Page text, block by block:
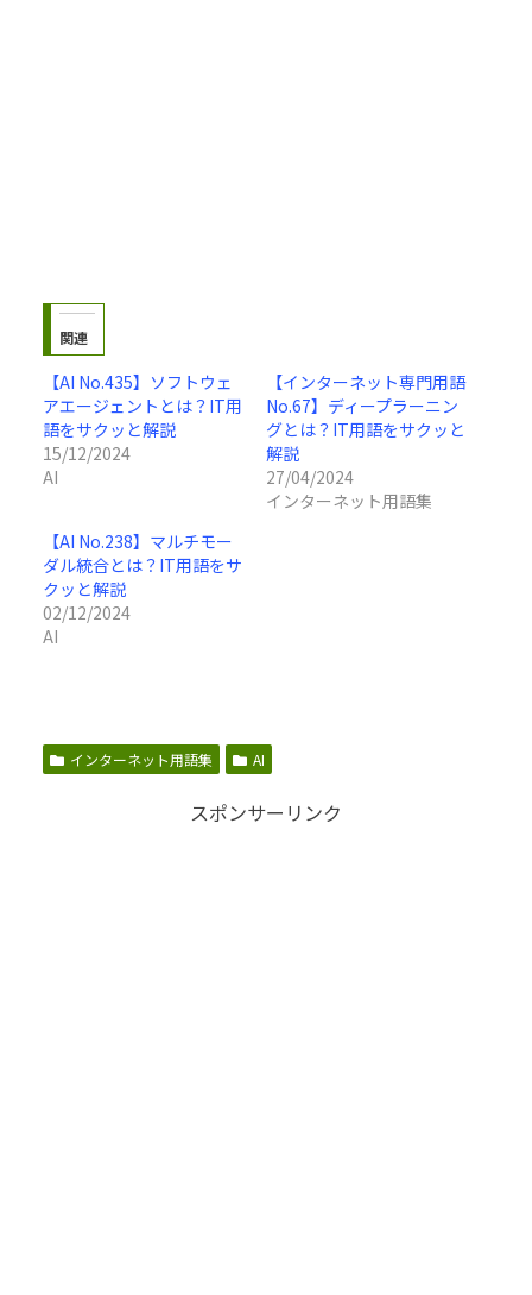
関連
【AI No.435】ソフトウェ
アエージェントとは？IT用
語をサクッと解説
15/12/2024
AI
【インターネット専門用語
No.67】ディープラーニン
グとは？IT用語をサクッと
解説
27/04/2024
インターネット用語集
【AI No.238】マルチモー
ダル統合とは？IT用語をサ
クッと解説
02/12/2024
AI
インターネット用語集 AI
スポンサーリンク